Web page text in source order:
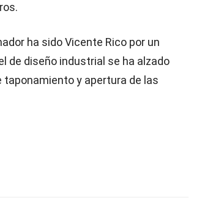
ha sido Vicente Rico por un
de diseño industrial se ha alzado
taponamiento y apertura de las